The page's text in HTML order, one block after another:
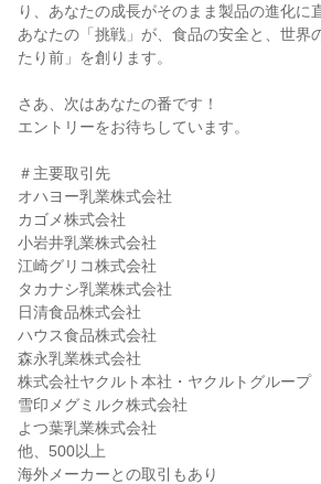
り、あなたの成長がそのまま製品の進化に
あなたの「挑戦」が、食品の安全と、世界
たり前」を創ります。
さあ、次はあなたの番です！
エントリーをお待ちしています。
＃主要取引先
オハヨー乳業株式会社
カゴメ株式会社
小岩井乳業株式会社
江崎グリコ株式会社
タカナシ乳業株式会社
日清食品株式会社
ハウス食品株式会社
森永乳業株式会社
株式会社ヤクルト本社・ヤクルトグループ
雪印メグミルク株式会社
よつ葉乳業株式会社
他、500以上
海外メーカーとの取引もあり